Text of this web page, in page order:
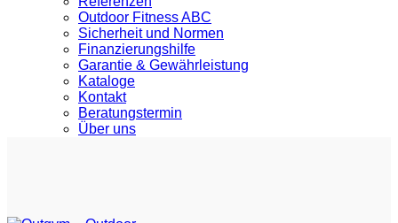
Outdoor Fitness ABC
Sicherheit und Normen
Finanzierungshilfe
Garantie & Gewährleistung
Kataloge
Kontakt
Beratungstermin
Über uns